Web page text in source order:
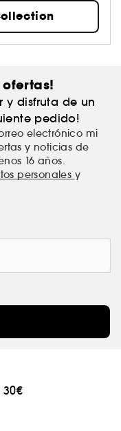
ofertas!
y disfruta de un
pedido!
electrónico mi
y noticias de
16 años.
personales y